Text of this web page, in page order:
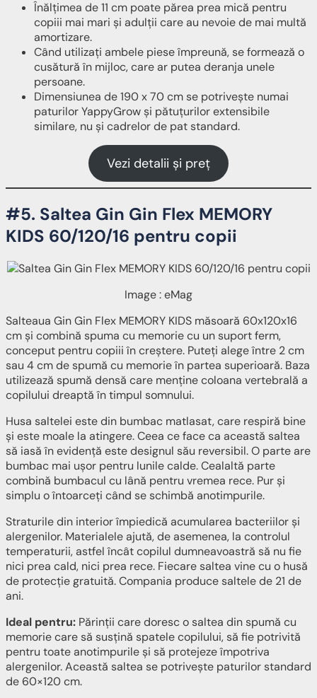
Înălțimea de 11 cm poate părea prea mică pentru
copiii mai mari și adulții care au nevoie de mai multă
amortizare.
Când utilizați ambele piese împreună, se formează o
cusătură în mijloc, care ar putea deranja unele
persoane.
Dimensiunea de 190 x 70 cm se potrivește numai
paturilor YappyGrow și pătuțurilor extensibile
similare, nu și cadrelor de pat standard.
Vezi detalii și preț
#5. Saltea Gin Gin Flex MEMORY
KIDS 60/120/16 pentru copii
Image : eMag
Salteaua Gin Gin Flex MEMORY KIDS măsoară 60x120x16
cm și combină spuma cu memorie cu un suport ferm,
conceput pentru copiii în creștere. Puteți alege între 2 cm
sau 4 cm de spumă cu memorie în partea superioară. Baza
utilizează spumă densă care menține coloana vertebrală a
copilului dreaptă în timpul somnului.
Husa saltelei este din bumbac matlasat, care respiră bine
și este moale la atingere. Ceea ce face ca această saltea
să iasă în evidență este designul său reversibil. O parte are
bumbac mai ușor pentru lunile calde. Cealaltă parte
combină bumbacul cu lână pentru vremea rece. Pur și
simplu o întoarceți când se schimbă anotimpurile.
Straturile din interior împiedică acumularea bacteriilor și
alergenilor. Materialele ajută, de asemenea, la controlul
temperaturii, astfel încât copilul dumneavoastră să nu fie
nici prea cald, nici prea rece. Fiecare saltea vine cu o husă
de protecție gratuită. Compania produce saltele de 21 de
ani.
Ideal pentru: Părinții care doresc o saltea din spumă cu
memorie care să susțină spatele copilului, să fie potrivită
pentru toate anotimpurile și să protejeze împotriva
alergenilor. Această saltea se potrivește paturilor standard
de 60×120 cm.